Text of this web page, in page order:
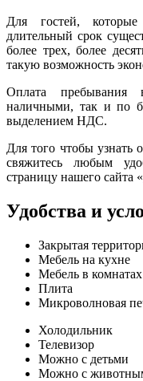
Для гостей,
длительный срок
более трех, более
такую возможность
Оплата
наличными, так и по
выделением НДС.
Для того чтобы узнать
свяжитесь любым
страницу нашего сайта «
Удобства и
Закрытая
Мебель на кухне
Мебель в комнатах
Плита
Микроволновая
Холодильник
Телевизор
Можно с детьми
Можно с